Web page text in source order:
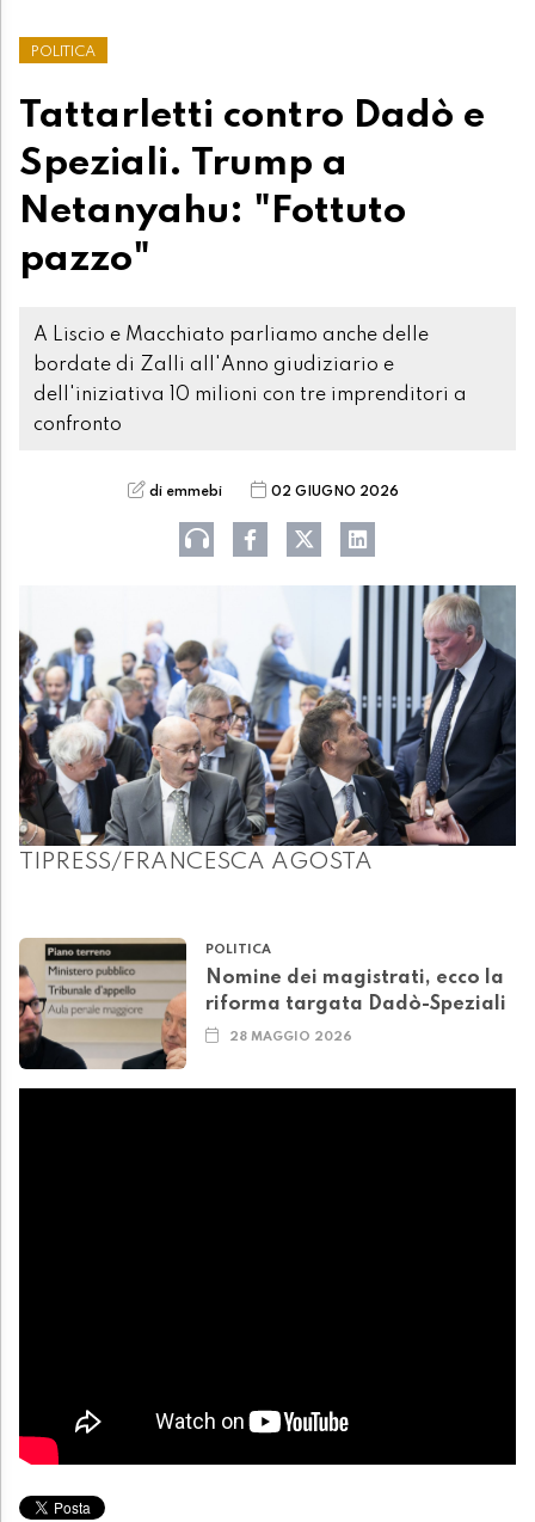
POLITICA
Tattarletti contro Dadò e
Speziali. Trump a
Netanyahu: "Fottuto
pazzo"
A Liscio e Macchiato parliamo anche delle
bordate di Zalli all'Anno giudiziario e
dell'iniziativa 10 milioni con tre imprenditori a
confronto
di emmebi 02 GIUGNO 2026
TIPRESS/FRANCESCA AGOSTA
POLITICA
Nomine dei magistrati, ecco la
riforma targata Dadò-Speziali
28 MAGGIO 2026